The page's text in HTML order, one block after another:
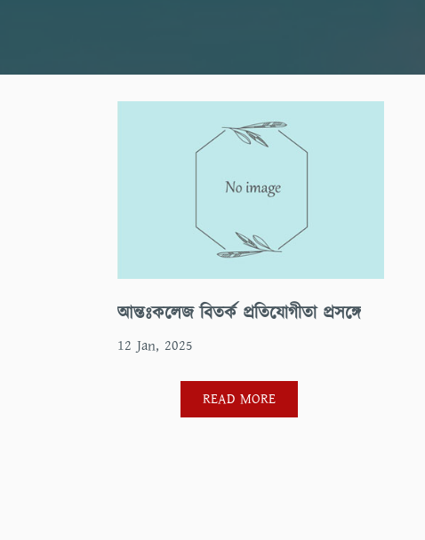
আন্তঃকলেজ বিতর্ক প্রতিযোগীতা প্রসঙ্গে
12 Jan, 2025
READ MORE